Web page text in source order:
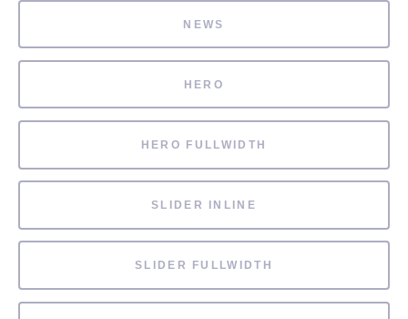
NEWS
HERO
HERO FULLWIDTH
SLIDER INLINE
SLIDER FULLWIDTH